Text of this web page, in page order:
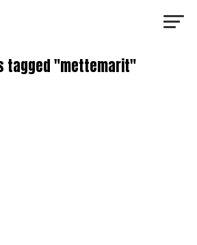
tagged "mettemarit"